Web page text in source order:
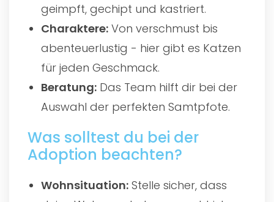
geimpft, gechipt und kastriert.
Charaktere: Von verschmust bis
abenteuerlustig - hier gibt es Katzen
für jeden Geschmack.
Beratung: Das Team hilft dir bei der
Auswahl der perfekten Samtpfote.
Was solltest du bei der
Adoption beachten?
Wohnsituation: Stelle sicher, dass